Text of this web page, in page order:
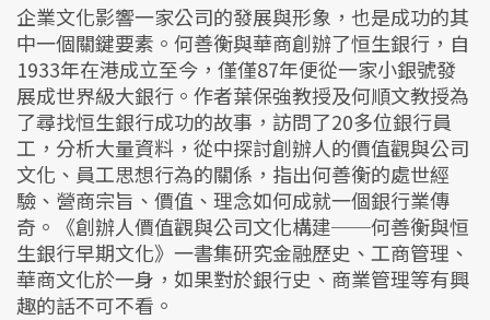
企業文化影響一家公司的發展與形象，也是成功的其
中一個關鍵要素。何善衡與華商創辦了恒生銀行，自
1933年在港成立至今，僅僅87年便從一家小銀號發
展成世界級大銀行。作者葉保強教授及何順文教授為
了尋找恒生銀行成功的故事，訪問了20多位銀行員
工，分析大量資料，從中探討創辦人的價值觀與公司
文化、員工思想行為的關係，指出何善衡的處世經
驗、營商宗旨、價值、理念如何成就一個銀行業傳
奇。《創辦人價值觀與公司文化構建──何善衡與恒
生銀行早期文化》一書集研究金融歷史、工商管理、
華商文化於一身，如果對於銀行史、商業管理等有興
趣的話不可不看。